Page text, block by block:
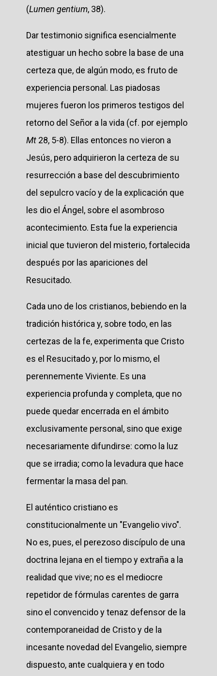
(Lumen gentium, 38).
Dar testimonio significa esencialmente
atestiguar un hecho sobre la base de una
certeza que, de algún modo, es fruto de
experiencia personal. Las piadosas
mujeres fueron los primeros testigos del
retorno del Señor a la vida (cf. por ejemplo
Mt 28, 5-8). Ellas entonces no vieron a
Jesús, pero adquirieron la certeza de su
resurrección a base del descubrimiento
del sepulcro vacío y de la explicación que
les dio el Ángel, sobre el asombroso
acontecimiento. Esta fue la experiencia
inicial que tuvieron del misterio, fortalecida
después por las apariciones del
Resucitado.
Cada uno de los cristianos, bebiendo en la
tradición histórica y, sobre todo, en las
certezas de la fe, experimenta que Cristo
es el Resucitado y, por lo mismo, el
perennemente Viviente. Es una
experiencia profunda y completa, que no
puede quedar encerrada en el ámbito
exclusivamente personal, sino que exige
necesariamente difundirse: como la luz
que se irradia; como la levadura que hace
fermentar la masa del pan.
El auténtico cristiano es
constitucionalmente un "Evangelio vivo".
No es, pues, el perezoso discípulo de una
doctrina lejana en el tiempo y extraña a la
realidad que vive; no es el mediocre
repetidor de fórmulas carentes de garra
sino el convencido y tenaz defensor de la
contemporaneidad de Cristo y de la
incesante novedad del Evangelio, siempre
dispuesto, ante cualquiera y en todo